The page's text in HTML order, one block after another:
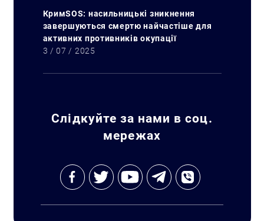
КримSOS: насильницькі зникнення
завершуються смертю найчастіше для
активних противників окупації
3 / 07 / 2025
Слідкуйте за нами в соц.
мережах